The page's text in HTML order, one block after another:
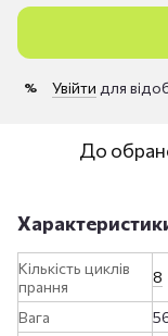
% Увійти для
До
Кількість циклів
прання
8
Вага